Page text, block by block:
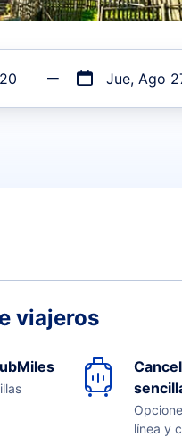
Jue, Ago
viajeros
línea y